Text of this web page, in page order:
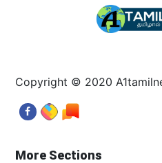
Copyright © 2020
More Sections